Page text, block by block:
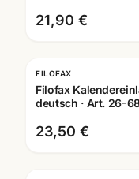
21,90 €
FILOFAX
Filofax
deutsch · Art. 26-
23,50 €